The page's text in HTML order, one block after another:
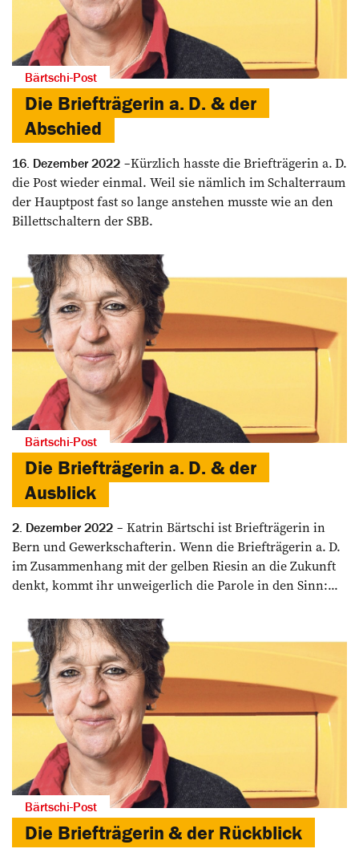
Bärtschi-Post
Die Briefträgerin a. D. & der
Abschied
16. Dezember 2022
Kürzlich hasste die Briefträgerin a. D.
die Post wieder einmal. Weil sie nämlich im Schalterraum
der Hauptpost fast so lange anstehen musste wie an den
Billettschaltern der SBB.
Bärtschi-Post
Die Briefträgerin a. D. & der
Ausblick
2. Dezember 2022
Katrin Bärtschi ist Briefträgerin in
Bern und Gewerkschafterin. Wenn die Briefträgerin a. D.
im Zusammenhang mit der gelben Riesin an die Zukunft
denkt, kommt ihr unweigerlich die Parole in den Sinn:...
Bärtschi-Post
Die Briefträgerin & der Rückblick